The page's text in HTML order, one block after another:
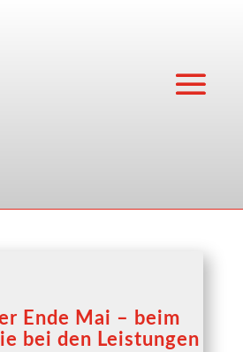
Ende Mai – beim
bei den Leistungen